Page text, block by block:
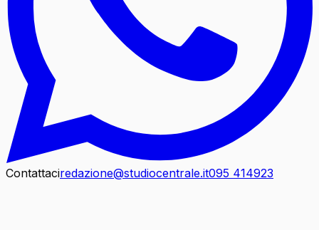
Contattaciredazione@studiocentrale.it095 414923